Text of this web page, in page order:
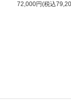
72,000円(税込